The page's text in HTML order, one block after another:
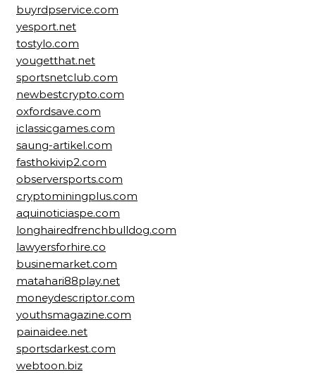
buyrdpservice.com
yesport.net
tostylo.com
yougetthat.net
sportsnetclub.com
newbestcrypto.com
oxfordsave.com
iclassicgames.com
saung-artikel.com
fasthokivip2.com
observersports.com
cryptominingplus.com
aquinoticiaspe.com
longhairedfrenchbulldog.com
lawyersforhire.co
businemarket.com
matahari88play.net
moneydescriptor.com
youthsmagazine.com
painaidee.net
sportsdarkest.com
webtoon.biz